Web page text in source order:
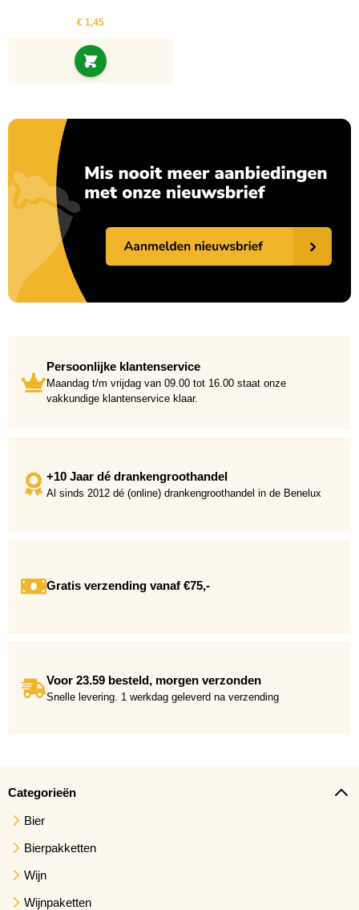
€ 1,45
Persoonlijke klantenservice
Maandag t/m vrijdag van 09.00 tot 16.00 staat onze
vakkundige klantenservice klaar.
+10 Jaar dé drankengroothandel
Al sinds 2012 dé (online) drankengroothandel in de Benelux
Gratis verzending vanaf €75,-
Voor 23.59 besteld, morgen verzonden
Snelle levering. 1 werkdag geleverd na verzending
Categorieën
Bier
Bierpakketten
Wijn
Wijnpaketten